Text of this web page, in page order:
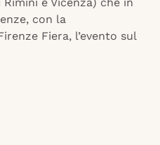
Rimini e Vicenza) che in
con la
Fiera, l’evento sul